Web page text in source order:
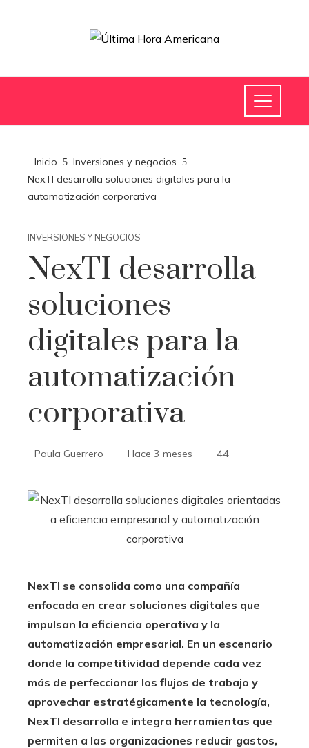
Inicio
Inversiones y negocios
NexTI desarrolla soluciones digitales para la
automatización corporativa
INVERSIONES Y NEGOCIOS
NexTI desarrolla
soluciones
digitales para la
automatización
corporativa
Paula Guerrero Hace 3 meses 44
NexTI se consolida como una compañía
enfocada en crear soluciones digitales que
impulsan la eficiencia operativa y la
automatización empresarial. En un escenario
donde la competitividad depende cada vez
más de perfeccionar los flujos de trabajo y
aprovechar estratégicamente la tecnología,
NexTI desarrolla e integra herramientas que
permiten a las organizaciones reducir gastos,